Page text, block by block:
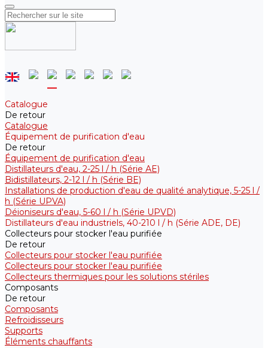
Catalogue
De retour
Catalogue
Équipement de purification d'eau
De retour
Équipement de purification d'eau
Distillateurs d'eau, 2-25 l / h (Série АE)
Bidistillateurs, 2-12 l / h (Série BE)
Installations de production d'eau de qualité analytique, 5-25 l /
h (Série UPVA)
Déioniseurs d'eau, 5-60 l / h (Série UPVD)
Distillateurs d'eau industriels, 40-210 l / h (Série ADE, DE)
Collecteurs pour stocker l'eau purifiée
De retour
Collecteurs pour stocker l'eau purifiée
Collecteurs pour stocker l'eau purifiée
Collecteurs thermiques pour les solutions stériles
Composants
De retour
Composants
Refroidisseurs
Supports
Éléments chauffants